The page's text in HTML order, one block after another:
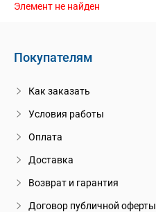
Элемент не найден
Покупателям
Как заказать
Условия работы
Оплата
Доставка
Возврат и гарантия
Договор публичной оферты